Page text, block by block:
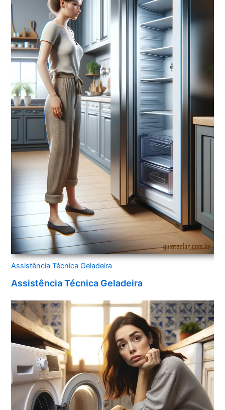
Assistência Técnica Geladeira
Assistência Técnica Geladeira